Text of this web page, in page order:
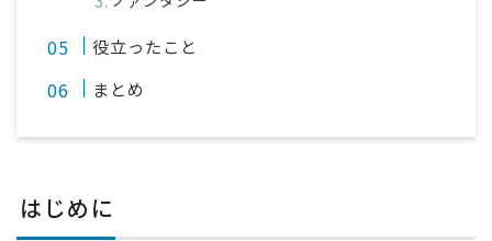
役立ったこと
まとめ
はじめに